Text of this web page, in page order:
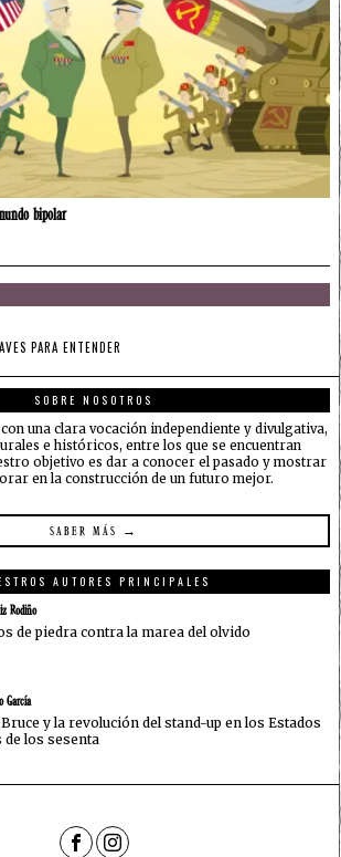
bipolar
PARA ENTENDER
SOBRE NOSOTROS
una clara vocación independiente y divulgativa,
e históricos, entre los que se encuentran
objetivo es dar a conocer el pasado y mostrar
en la construcción de un futuro mejor.
SABER MÁS →
AUTORES PRINCIPALES
Rodiño
de piedra contra la marea del olvido
García
y la revolución del stand-up en los Estados
de los sesenta